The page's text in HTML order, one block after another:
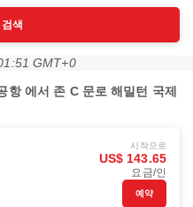
색
GMT+0
항 에서 존 C 문로 해밀턴 국제
시작으로
US$ 143.65
요금/인
예약